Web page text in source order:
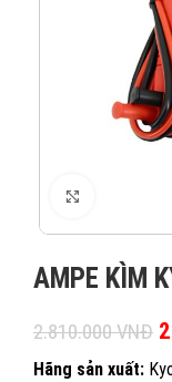
AMPE KÌM
2.810.000VNĐ
Hãng sản xuất: